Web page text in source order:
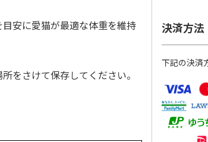
目安に愛猫が最適な体重を維持
をさけて保存してください。
決済方法
下記の決済